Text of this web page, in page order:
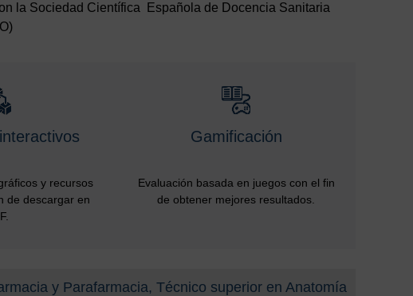
la Sociedad Científica Española de Docencia Sanitaria
y recursos
de descargar en
Gamificación
Evaluación basada en juegos con el fin
de obtener mejores resultados.
y Parafarmacia, Técnico superior en Anatomía